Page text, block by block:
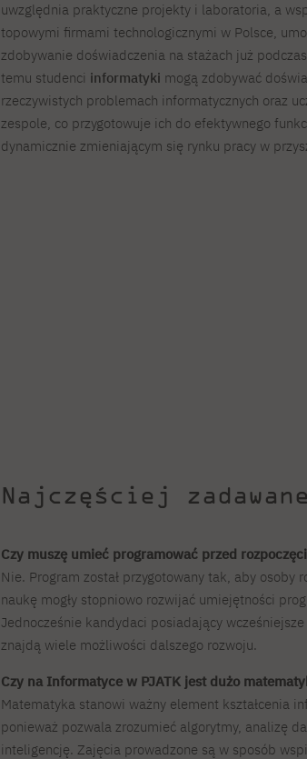
uwzględnia praktyczne projekty i laboratoria, a
topowymi firmami technologicznymi w Polsce,
zdobywanie doświadczenia na stażach już
temu studenci informatyki mogą zdobywać
rzeczywistych problemach informatycznych oraz
zespole, co przygotowuje ich do efektywnego
dynamicznie zmieniającym się rynku pracy w
Najczęściej
Czy muszę umieć programować przed
Nie. Program został przygotowany tak, aby osoby
naukę mogły stopniowo rozwijać umiejętności
Jednocześnie kandydaci posiadający
znajdą wiele możliwości dalszego rozwoju.
Czy na Informatyce w PJATK jest dużo
Matematyka stanowi ważny element kształcenia
ponieważ pozwala zrozumieć algorytmy, analizę
inteligencję. Zajęcia prowadzone są w sposób